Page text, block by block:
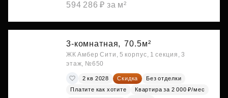
594 286 ₽ за м²
3-комнатная, 70.5м²
ЖК Амбер Сити, 5 корпус, 1 секция, 3
этаж, №650
2 кв 2028 Скидка
Без отделки
Платите как хотите
Квартира за 2 000 ₽/мес